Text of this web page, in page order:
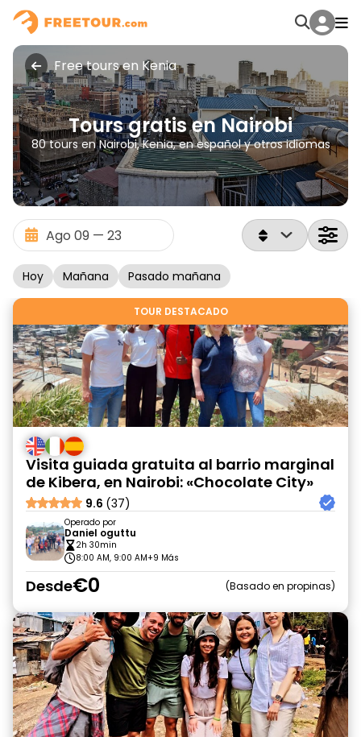
Free tours en Kenia
Tours gratis en Nairobi
80 tours en Nairobi, Kenia, en español y otros idiomas
Hoy Mañana Pasado mañana
TOUR DESTACADO
Visita guiada gratuita al barrio marginal
de Kibera, en Nairobi: «Chocolate City»
9.6 (37)
Operado por
Daniel oguttu
2h 30min
8:00 AM, 9:00 AM+9 Más
Desde€0 Basado en propinas